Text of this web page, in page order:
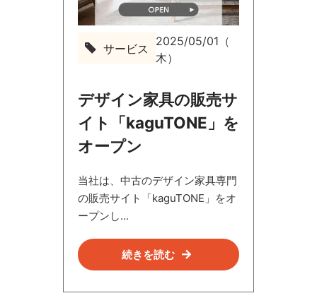
サ
ス
サービス
2025/05/01（
木）
デザイン家具の販売サ
イト「kaguTONE」を
オープン
当社は、中古のデザイン家具専門
の販売サイト「kaguTONE」をオ
ープンし...
続きを読む